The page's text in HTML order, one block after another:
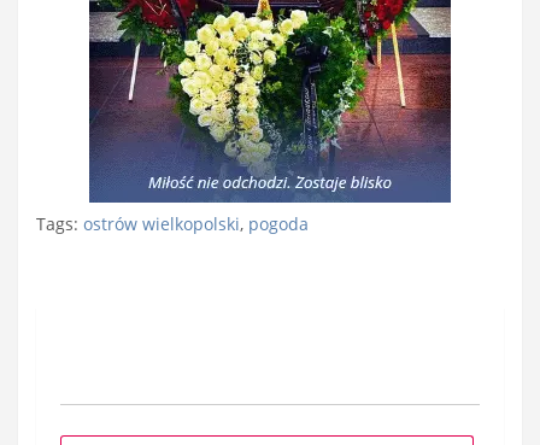
Tags: ostrów wielkopolski, pogoda